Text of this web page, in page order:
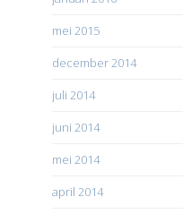
mei 2015
december 2014
juli 2014
juni 2014
mei 2014
april 2014